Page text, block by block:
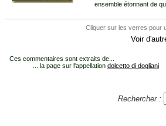
ensemble étonnant de
Cliquer sur les verres pour
Voir
Ces commentaires sont extraits de...
... la page sur l'appellation dolcetto di dogliani
Rechercher :